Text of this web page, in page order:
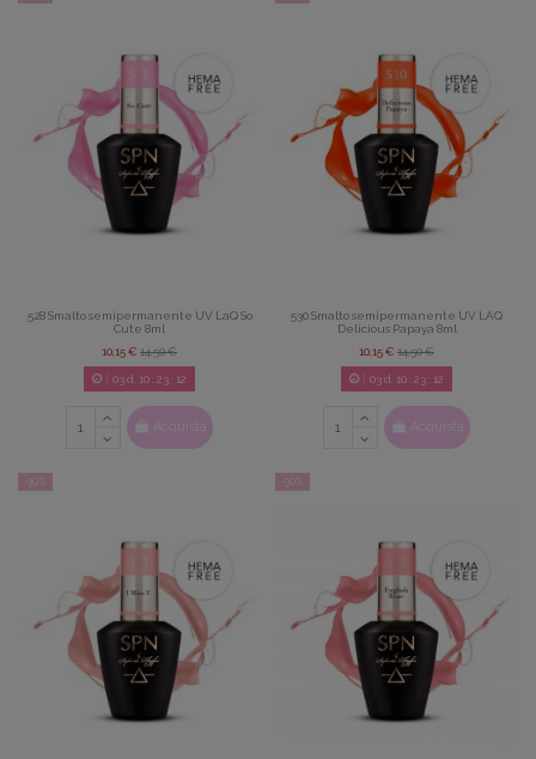
528 Smalto semipermanente UV LaQ So
Cute 8ml
10,15 € 14,50 €
03d. 10: 23: 08
Acquista
530 Smalto semipermanente UV LAQ
Delicious Papaya 8ml
10,15 € 14,50 €
03d. 10: 23: 08
Acquista
-30% -30%